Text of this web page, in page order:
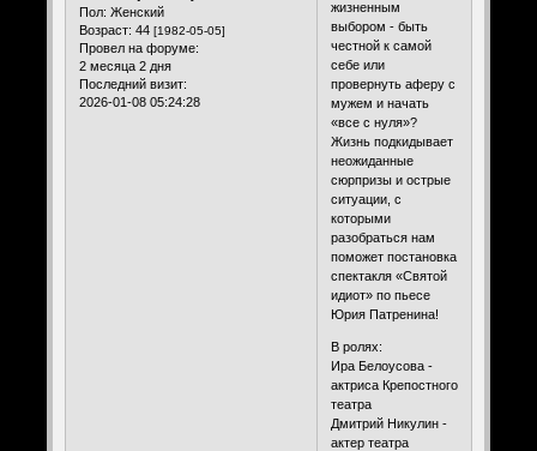
Пол: Женский
Возраст: 44 [1982-05-05]
Провел на форуме:
2 месяца 2 дня
Последний визит:
2026-01-08 05:24:28
жизненным
выбором - быть
честной к самой
себе или
провернуть аферу с
мужем и начать
«все с нуля»?
Жизнь подкидывает
неожиданные
сюрпризы и острые
ситуации, с
которыми
разобраться нам
поможет постановка
спектакля «Святой
идиот» по пьесе
Юрия Патренина!
В ролях:
Ира Белоусова -
актриса Крепостного
театра
Дмитрий Никулин -
актер театра